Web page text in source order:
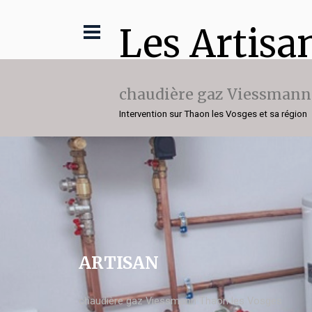
Les
chaudière gaz Viessmann
Intervention sur Thaon les Vosges et sa région
ARTISAN
chaudière gaz Viessmann Thaon les Vosges